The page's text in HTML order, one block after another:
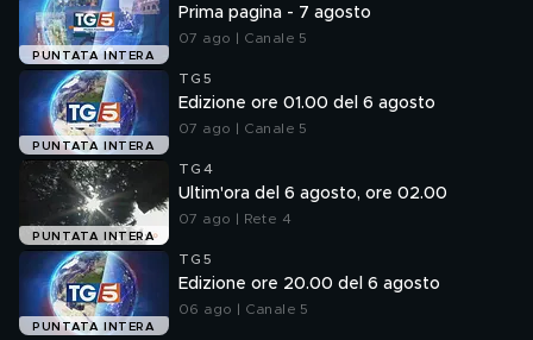
PUNTATA INTERA
Prima pagina - 7 agosto
07 ago | Canale 5
PUNTATA INTERA
TG5
Edizione ore 01.00 del 6 agosto
07 ago | Canale 5
PUNTATA INTERA
TG4
Ultim'ora del 6 agosto, ore 02.00
07 ago | Rete 4
PUNTATA INTERA
TG5
Edizione ore 20.00 del 6 agosto
06 ago | Canale 5